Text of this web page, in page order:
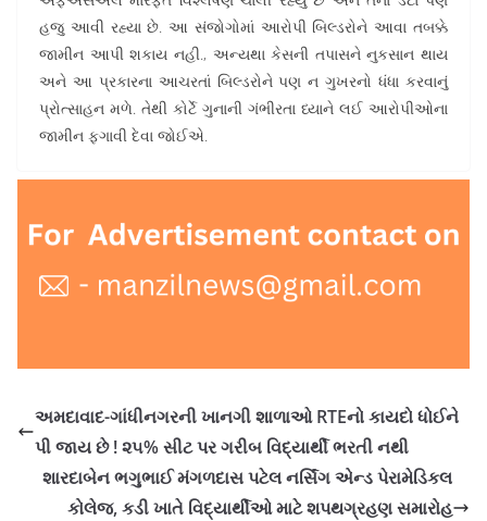
હજુ આવી રહ્યા છે. આ સંજોગોમાં આરોપી બિલ્ડરોને આવા તબક્કે
જામીન આપી શકાય નહી., અન્યથા કેસની તપાસને નુકસાન થાય
અને આ પ્રકારના આચરતાં બિલ્ડરોને પણ ન ગુખરનો ધંધા કરવાનું
પ્રોત્સાહન મળે. તેથી કોર્ટે ગુનાની ગંભીરતા ધ્યાને લઈ આરોપીઓના
જામીન ફગાવી દેવા જોઈએ.
અમદાવાદ-ગાંધીનગરની ખાનગી શાળાઓ RTEનો કાયદો ધોઈને
પી જાય છે ! ૨૫% સીટ પર ગરીબ વિદ્યાર્થી ભરતી નથી
શારદાબેન ભગુભાઈ મંગળદાસ પટેલ નર્સિંગ એન્ડ પેરામેડિકલ
કોલેજ, કડી ખાતે વિદ્યાર્થીઓ માટે શપથગ્રહણ સમારોહ